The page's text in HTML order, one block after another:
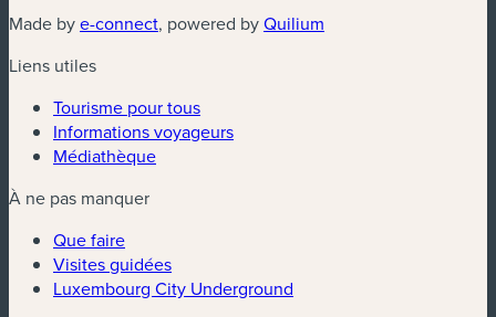
Made bye-connect(nouvelle fenêtre)
, powered byQuilium
Liens utiles
Tourisme pour tous
Informations voyageurs
Médiathèque
À ne pas manquer
Que faire
Visites guidées
Luxembourg City Underground